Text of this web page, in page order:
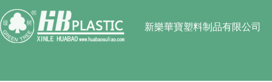
日韩黄色小视频捅屁股_日韩情爱无
码网站_韩国三级在线 中文字幕_亚
洲中文字幕AⅤ天堂 新樂華寶塑料制品有限公司